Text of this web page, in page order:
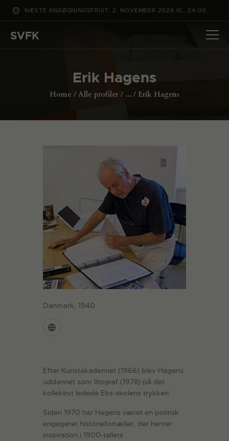
NÆSTE ANSØGNINGSFRIST: 2. NOVEMBER 2026 KL. 24:00
SVFK
Erik Hagens
Home Alle profiler ... Erik Hagens
DET SKER
ANSØG
Danmark, 1940
Efter Kunstakademiet (1966) blev Hagens
uddannet som litograf (1978) på det
kollektivt ledede Eks-skolens trykkeri.
Siden 1970 har Hagens været en politisk
engageret historiefortæller, der henter
inspiration i 1900-tallets